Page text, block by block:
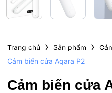
Trang chủ › Sản phẩm ›
Cảm biến cửa Aqara P2
Cảm biến cửa